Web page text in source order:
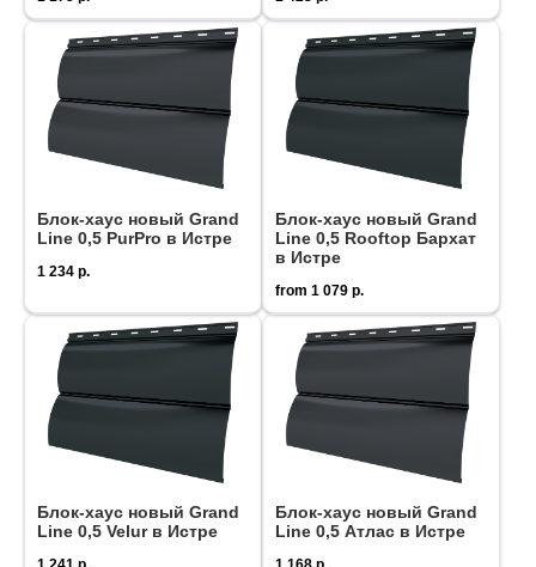
Блок-хаус новый Grand
Line 0,5 PurPro в Истре
1 234 р.
Блок-хаус новый Grand
Line 0,5 Rooftop Бархат
в Истре
from 1 079 р.
Блок-хаус новый Grand
Line 0,5 Velur в Истре
Блок-хаус новый Grand
Line 0,5 Атлас в Истре